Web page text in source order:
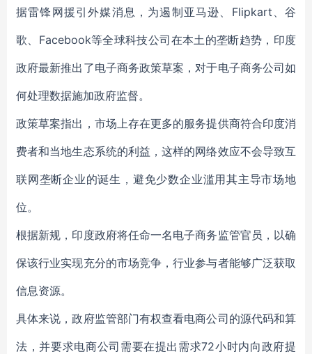
据雷锋网援引外媒消息，为遏制亚马逊、Flipkart、谷
歌、Facebook等全球科技公司在本土的垄断趋势，印度
政府最新推出了电子商务政策草案，对于电子商务公司如
何处理数据施加政府监督。
政策草案指出，市场上存在更多的服务提供商符合印度消
费者和当地生态系统的利益，这样的网络效应不会导致互
联网垄断企业的诞生，避免少数企业滥用其主导市场地
位。
根据新规，印度政府将任命一名电子商务监管官员，以确
保该行业实现充分的市场竞争，行业参与者能够广泛获取
信息资源。
具体来说，政府监管部门有权查看电商公司的源代码和算
法，并要求电商公司需要在提出需求72小时内向政府提